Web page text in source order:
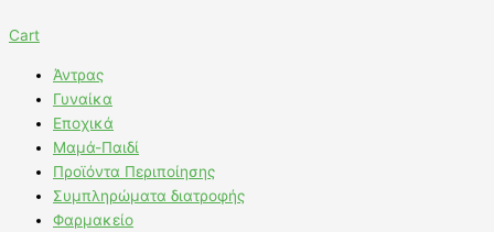
Cart
Άντρας
Γυναίκα
Εποχικά
Μαμά-Παιδί
Προϊόντα Περιποίησης
Συμπληρώματα διατροφής
Φαρμακείο